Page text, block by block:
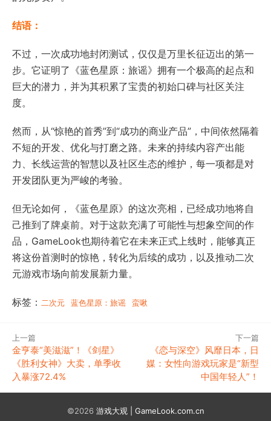
结语：
不过，一次成功地封闭测试，仅仅是万里长征迈出的第一
步。它证明了《蓝色星原：旅谣》拥有一个极高的起点和
巨大的潜力，并为其积累了宝贵的初始口碑与社区关注
度。
然而，从“惊艳的首秀”到“成功的商业产品”，中间依然隔着
不短的开发、优化与打磨之路。未来的持续内容产出能
力、长线运营的智慧以及社区生态的维护，每一项都是对
开发团队更为严峻的考验。
但无论如何，《蓝色星原》的这次亮相，已经成功地将自
己推到了牌桌前。对于这款充满了可能性与想象空间的作
品，GameLook也期待着它在未来正式上线时，能够真正
将这份首测时的惊艳，转化为后续的成功，以及推动二次
元游戏市场向前发展新力量。
标签： 二次元 蓝色星原：旅谣 蛮啾
上一篇
金亨泰“美滋滋”！《剑星》
《胜利女神》大卖，单季收
入暴涨72.4%
下一篇
《恋与深空》风靡日本，日
媒：女性向游戏玩家是“新型
中国年轻人”！
©2026 游戏大观 | GameLook.com.cn